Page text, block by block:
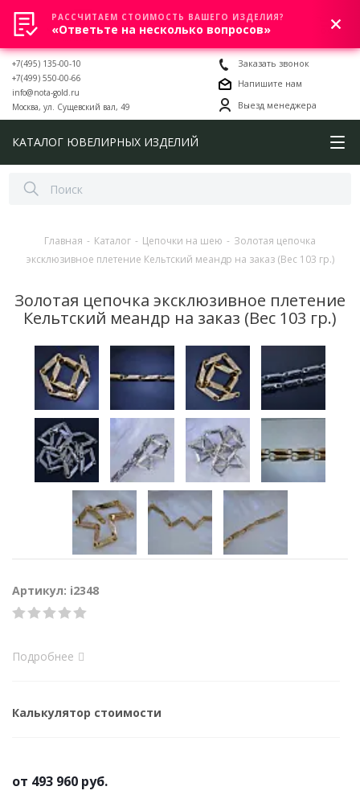
0
+7(495) 135-00-10
+7(499) 550-00-66
info@nota-gold.ru
Москва, ул. Сущевский вал, 49
Заказать звонок
Напишите нам
Выезд менеджера
КАТАЛОГ ЮВЕЛИРНЫХ ИЗДЕЛИЙ
Главная - Каталог - Цепочки на шею - Золотая цепочка
эксклюзивное плетение Кельтский меандр на заказ (Вес 103 гр.)
Золотая цепочка эксклюзивное плетение
Кельтский меандр на заказ (Вес 103 гр.)
Артикул: i2348
Подробнее
Калькулятор стоимости
от 493 960 руб.
РАССЧИТАЕМ СТОИМОСТЬ ВАШЕГО ИЗДЕЛИЯ?
«Ответьте на несколько вопросов»